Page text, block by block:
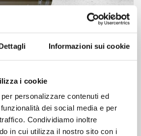
Informazioni sui cookie
i cookie
personalizzare contenuti ed
dei social media e per
Condividiamo inoltre
in cui utilizza il nostro sito con i